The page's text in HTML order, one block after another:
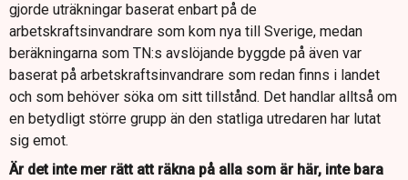
gjorde uträkningar baserat enbart på de
arbetskraftsinvandrare som kom nya till Sverige, medan
beräkningarna som TN:s avslöjande byggde på även var
baserat på arbetskraftsinvandrare som redan finns i landet
och som behöver söka om sitt tillstånd. Det handlar alltså om
en betydligt större grupp än den statliga utredaren har lutat
sig emot.
Är det inte mer rätt att räkna på alla som är här, inte bara